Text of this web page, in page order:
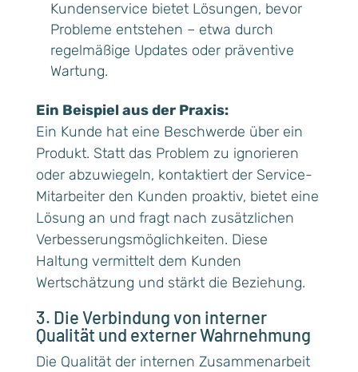
Kundenservice bietet Lösungen, bevor
Probleme entstehen – etwa durch
regelmäßige Updates oder präventive
Wartung.
Ein Beispiel aus der Praxis:
Ein Kunde hat eine Beschwerde über ein
Produkt. Statt das Problem zu ignorieren
oder abzuwiegeln, kontaktiert der Service-
Mitarbeiter den Kunden proaktiv, bietet eine
Lösung an und fragt nach zusätzlichen
Verbesserungsmöglichkeiten. Diese
Haltung vermittelt dem Kunden
Wertschätzung und stärkt die Beziehung.
3. Die Verbindung von interner
Qualität und externer Wahrnehmung
Die Qualität der internen Zusammenarbeit